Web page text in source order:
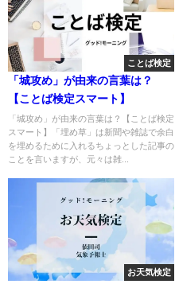
ことば検定
「城攻め」が由来の言葉は？
【ことば検定スマート】
「城攻め」が由来の言葉は？【ことば検定
スマート】「埋め草」は新聞や雑誌で余白
を埋めるために入れるちょっとした記事の
ことを言いますが、元々は雑...
お天気検定